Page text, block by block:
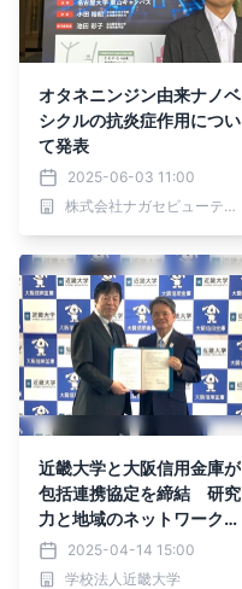
オタネニンジン由来ナノベ
シクルの抗炎症作用につい
て発表
2025-06-03 11:00
株式会社ナガセビューティケァ
近畿大学と大阪信用金庫が
包括連携協定を締結 研究
力と地域のネットワークを
生かして企業や地域課題解
決に貢献
2025-04-14 15:00
学校法人近畿大学